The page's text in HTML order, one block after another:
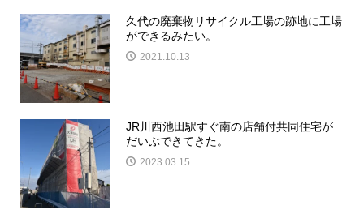
久代の廃棄物リサイクル工場の跡地に工場
ができるみたい。
2021.10.13
JR川西池田駅すぐ南の店舗付共同住宅が
だいぶできてきた。
2023.03.15